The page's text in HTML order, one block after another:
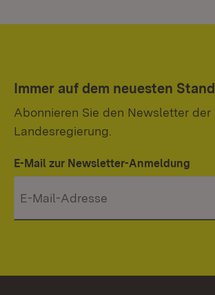
Immer auf dem neuesten Stand
Abonnieren Sie den Newsletter der
Landesregierung.
E-Mail zur Newsletter-Anmeldung